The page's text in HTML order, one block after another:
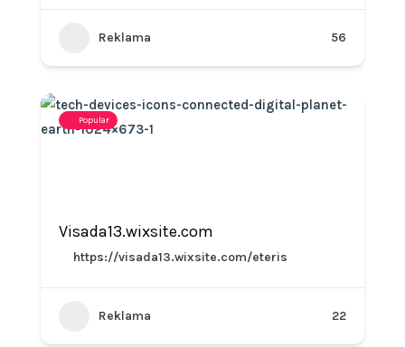
Reklama 56
Popular
Visada13.wixsite.com
https://visada13.wixsite.com/eteris
Reklama 22